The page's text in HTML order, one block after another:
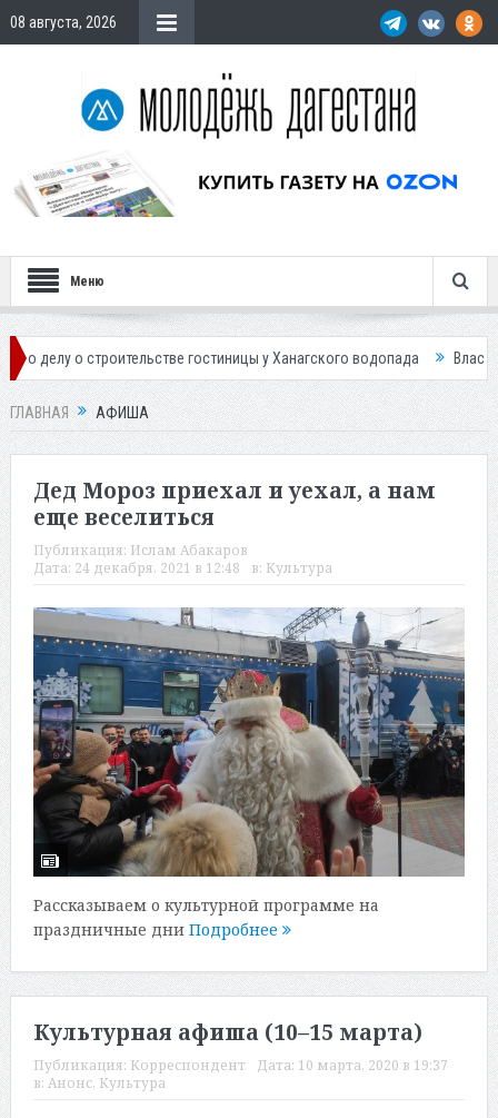
08 августа, 2026
Меню
гостиницы у Ханагского водопада Власти Махачкалы
ГЛАВНАЯ АФИША
Дед Мороз приехал и уехал, а нам
еще веселиться
Публикация: Ислам Абакаров
Дата: 24 декабря, 2021 в 12:48 в: Культура
Рассказываем о культурной программе на
праздничные дни Подробнее
Культурная афиша (10–15 марта)
Публикация: Корреспондент Дата: 10 марта, 2020 в 19:37
в: Анонс, Культура